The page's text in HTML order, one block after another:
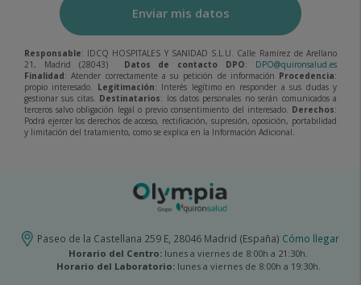
Enviar mis datos
Responsable: IDCQ HOSPITALES Y SANIDAD S.L.U. Calle Ramírez de Arellano
21, Madrid (28043)
Datos de contacto DPO: DPO@quironsalud.es
Finalidad: Atender correctamente a su petición de información Procedencia:
propio interesado. Legitimación: Interés legítimo en responder a sus dudas y
gestionar sus citas. Destinatarios: los datos personales no serán comunicados a
terceros salvo obligación legal o previo consentimiento del interesado. Derechos:
Podrá ejercer los derechos de acceso, rectificación, supresión, oposición, portabilidad
y limitación del tratamiento, como se explica en la Información Adicional.
Paseo de la Castellana 259 E, 28046 Madrid (España) Cómo llegar
Horario del Centro: lunes a viernes de 8:00h a 21:30h.
Horario del Laboratorio:lunes a viernes de 8:00h a 19:30h.